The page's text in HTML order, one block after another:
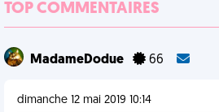
TOP COMMENTAIRES
MadameDodue 66
dimanche 12 mai 2019 10:14